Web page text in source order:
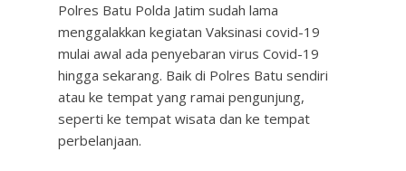
Polres Batu Polda Jatim sudah lama
menggalakkan kegiatan Vaksinasi covid-19
mulai awal ada penyebaran virus Covid-19
hingga sekarang. Baik di Polres Batu sendiri
atau ke tempat yang ramai pengunjung,
seperti ke tempat wisata dan ke tempat
perbelanjaan.